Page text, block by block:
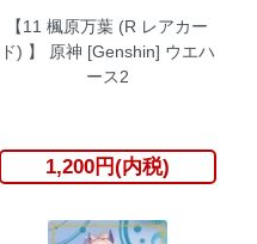
【11 楓原万葉 (R レアカー
ド) 】 原神 [Genshin] ウエハ
ース2
1,200円(内税)